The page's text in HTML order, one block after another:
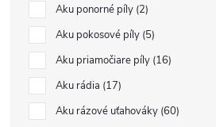
Aku ponorné píly 2
Aku pokosové píly 5
Aku priamočiare píly 16
Aku rádia 17
Aku rázové uťahováky 60